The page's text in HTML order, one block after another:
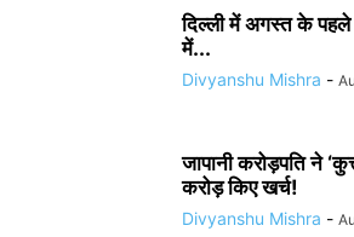
दिल्ली में अगस्त के
में...
Divyanshu Mishra -
जापानी करोड़पति ने
करोड़ किए खर्च!
Divyanshu Mishra -